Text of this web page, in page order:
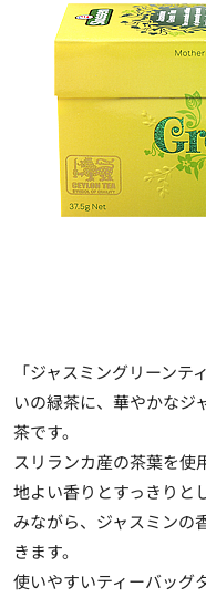
「ジャスミングリーン
いの緑茶に、華やかなジ
茶です。
スリランカ産の茶葉を使
地よい香りとすっきりと
みながら、ジャスミンの
きます。
使いやすいティーバッグ